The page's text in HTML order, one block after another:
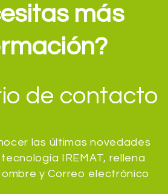
más
de contacto
las últimas novedades
IREMAT, rellena
y Correo electrónico